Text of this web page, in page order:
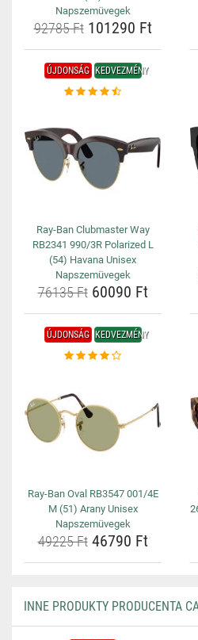
Napszemüvegek
92785 Ft101290 Ft
ÚJDONSÁG KEDVEZMÉNY
Ray-Ban Clubmaster Way
RB2341 990/3R Polarized L
(54) Havana Unisex
Napszemüvegek
76135 Ft60090 Ft
ÚJDONSÁG KEDVEZMÉNY
Ray-Ban Oval RB3547 001/4E
M (51) Arany Unisex
Napszemüvegek
49225 Ft46790 Ft
INNE PRODUKTY PRODUCENTA